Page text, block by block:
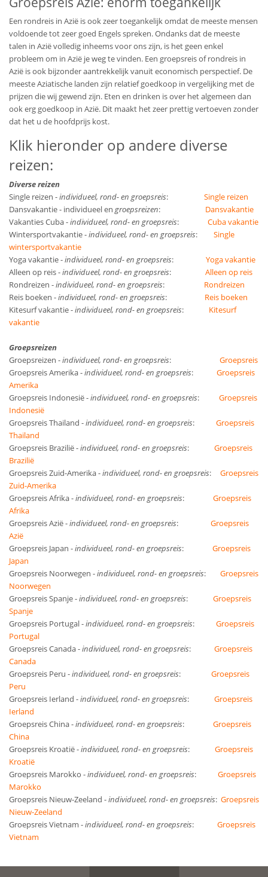
Een rondreis in Azië is ook zeer toegankelijk omdat de meeste mensen
voldoende tot zeer goed Engels spreken. Ondanks dat de meeste
talen in Azië volledig inheems voor ons zijn, is het geen enkel
probleem om in Azië je weg te vinden. Een groepsreis of rondreis in
Azië is ook bijzonder aantrekkelijk vanuit economisch perspectief. De
meeste Aziatische landen zijn relatief goedkoop in vergelijking met de
prijzen die wij gewend zijn. Eten en drinken is over het algemeen dan
ook erg goedkoop in Azië. Dit maakt het zeer prettig vertoeven zonder
dat het u de hoofdprijs kost.
Klik hieronder op andere diverse
reizen:
Diverse reizen
Single reizen -individueel, rond- en groepsreis: Single reizen
Dansvakantie - individueel en groepsreizen: Dansvakantie
Vakanties Cuba -individueel, rond- en groepsreis: Cuba vakantie
Wintersportvakantie -individueel, rond- en groepsreis: Single
wintersportvakantie
Yoga vakantie -individueel, rond- en groepsreis: Yoga vakantie
Alleen op reis -individueel, rond- en groepsreis: Alleen op reis
Rondreizen -individueel, rond- en groepsreis: Rondreizen
Reis boeken -individueel, rond- en groepsreis: Reis boeken
Kitesurf vakantie -individueel, rond- en groepsreis: Kitesurf
vakantie
Groepsreizen
Groepsreizen -individueel, rond- en groepsreis: Groepsreis
Groepsreis Amerika -individueel, rond- en groepsreis: Groepsreis
Amerika
Groepsreis Indonesië-individueel, rond- en groepsreis: Groepsreis
Indonesië
Groepsreis Thailand -individueel, rond- en groepsreis: Groepsreis
Thailand
Groepsreis Brazilië-individueel, rond- en groepsreis: Groepsreis
Brazilië
Groepsreis Zuid-Amerika-individueel, rond- en groepsreis: Groepsreis
Zuid-Amerika
Groepsreis Afrika-individueel, rond- en groepsreis: Groepsreis
Afrika
Groepsreis Azië-individueel, rond- en groepsreis: Groepsreis
Azië
Groepsreis Japan -individueel, rond- en groepsreis: Groepsreis
Japan
Groepsreis Noorwegen -individueel, rond- en groepsreis: Groepsreis
Noorwegen
Groepsreis Spanje-individueel, rond- en groepsreis: Groepsreis
Spanje
Groepsreis Portugal-individueel, rond- en groepsreis: Groepsreis
Portugal
Groepsreis Canada-individueel, rond- en groepsreis:
Groepsreis
Canada
Groepsreis Peru -individueel, rond- en groepsreis: Groepsreis
Peru
Groepsreis Ierland -individueel, rond- en groepsreis: Groepsreis
Ierland
Groepsreis China-individueel, rond- en groepsreis: Groepsreis
China
Groepsreis Kroatië -individueel, rond- en groepsreis: Groepsreis
Kroatië
Groepsreis Marokko -individueel, rond- en groepsreis: Groepsreis
Marokko
Groepsreis Nieuw-Zeeland -individueel, rond- en groepsreis: Groepsreis
Nieuw-Zeeland
Groepsreis Vietnam -individueel, rond- en groepsreis:
Groepsreis
Vietnam